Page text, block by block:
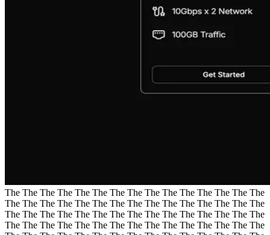
The The The The The The The The The The The The The The The
The The The The The The The The The The The The The The The
The The The The The The The The The The The The The The The
The The The The The The The The The The The The The The The